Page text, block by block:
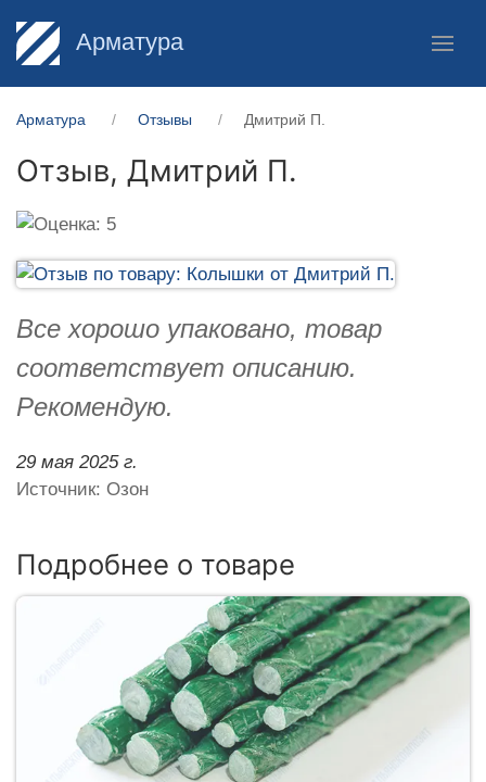
Арматура
Арматура Отзывы Дмитрий П.
Отзыв, Дмитрий П.
Все хорошо упаковано, товар
соответствует описанию.
Рекомендую.
29 мая 2025 г.
Источник: Озон
Подробнее о товаре